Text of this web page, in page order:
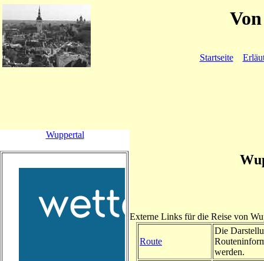
Startseite
Externe Links für die Reise von
Route
Die
werden.
Wuppertal